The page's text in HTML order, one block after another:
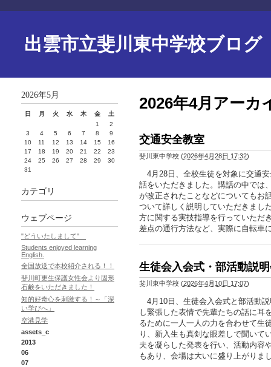
出雲市立斐川東中学校ブログ
2026年4月アーカ
交通安全教室
斐川東中学校 (2026年4月28日 17:32)
4月28日、全校生徒を対象に交通
話をいただきました。講話の中では
が改正されたことなどについてもお
ついて詳しく説明していただきまし
方に関する実技指導を行っていただ
差点の通行方法など、実際に自転車
生徒会入会式・部活動説
斐川東中学校 (2026年4月10日 17:07)
4月10日、生徒会入会式と部活動
し緊張した表情で先輩たちの話に耳
るために一人一人の力を合わせて生
り、新入生も真剣な眼差しで聞いて
夫を凝らした発表を行い、活動内容
もあり、会場は大いに盛り上がりま
2026年5月
日 月 火 水 木 金
土
1
2
3
4 5 6 7 8
9
10
11 12 13 14 15
16
17
18 19 20 21 22
23
24
25 26 27 28 29
30
31
カテゴリ
ウェブページ
"どういたしまして"
Students enjoyed learning
English.
全国放送で本校紹介される！！
斐川町更生保護女性会より固形
石鹸をいただきました！
知的好奇心を刺激する！～「深
い学びへ」
空港見学
assets_c
2013
06
07